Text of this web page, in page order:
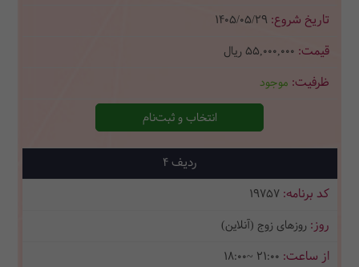
1405/05/29
55,000,000 ریال
موجود
انتخاب و ثبت‌نام
4
19757
روزهای زوج (آنلاین)
18:00~ 21:00